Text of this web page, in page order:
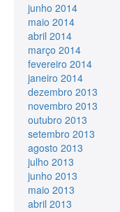
junho 2014
maio 2014
abril 2014
março 2014
fevereiro 2014
janeiro 2014
dezembro 2013
novembro 2013
outubro 2013
setembro 2013
agosto 2013
julho 2013
junho 2013
maio 2013
abril 2013